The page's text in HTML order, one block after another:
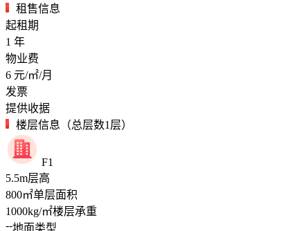
租售信息
起租期
1 年
物业费
6 元/㎡/月
发票
提供收据
楼层信息（总层数1层）
F1
5.5m层高
800㎡单层面积
1000kg/㎡楼层承重
--地面类型